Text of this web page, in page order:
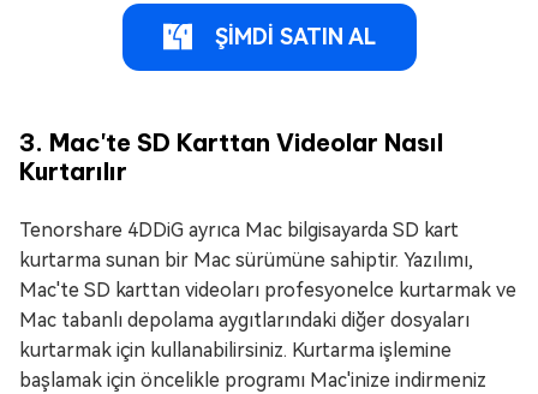
ŞİMDİ SATIN AL
3. Mac'te SD Karttan Videolar Nasıl
Kurtarılır
Tenorshare 4DDiG ayrıca Mac bilgisayarda SD kart
kurtarma sunan bir Mac sürümüne sahiptir. Yazılımı,
Mac'te SD karttan videoları profesyonelce kurtarmak ve
Mac tabanlı depolama aygıtlarındaki diğer dosyaları
kurtarmak için kullanabilirsiniz. Kurtarma işlemine
başlamak için öncelikle programı Mac'inize indirmeniz